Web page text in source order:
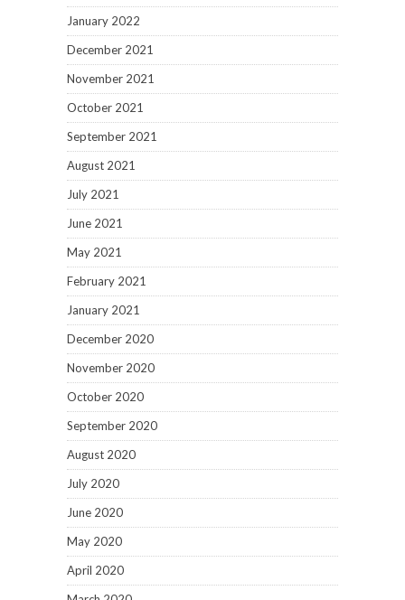
January 2022
December 2021
November 2021
October 2021
September 2021
August 2021
July 2021
June 2021
May 2021
February 2021
January 2021
December 2020
November 2020
October 2020
September 2020
August 2020
July 2020
June 2020
May 2020
April 2020